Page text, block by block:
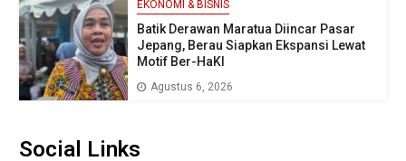
EKONOMI & BISNIS
Batik Derawan Maratua Diincar Pasar
Jepang, Berau Siapkan Ekspansi Lewat
Motif Ber-HaKI
Agustus 6, 2026
Social Links